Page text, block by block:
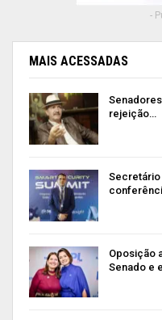
-
MAIS ACESSADAS
rejeição…
Secretário
Oposição
Senado e